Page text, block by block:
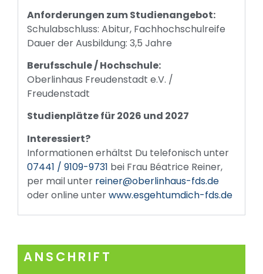
Anforderungen zum Studienangebot:
Schulabschluss: Abitur, Fachhochschulreife
Dauer der Ausbildung: 3,5 Jahre
Berufsschule / Hochschule:
Oberlinhaus Freudenstadt e.V. /
Freudenstadt
Studienplätze für 2026 und 2027
Interessiert?
Informationen erhältst Du telefonisch unter
07441 / 9109-9731 bei Frau Béatrice Reiner,
per mail unter reiner@oberlinhaus-fds.de
oder online unterwww.esgehtumdich-fds.de
ANSCHRIFT